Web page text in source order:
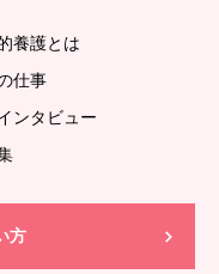
養護とは
仕事
ンタビュー
方